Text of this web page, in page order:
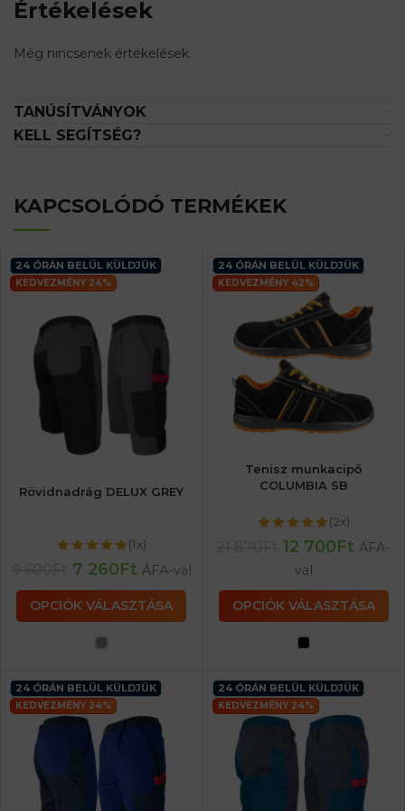
Értékelések
Még nincsenek értékelések.
TANÚSÍTVÁNYOK
KELL SEGÍTSÉG?
KAPCSOLÓDÓ TERMÉKEK
24 ÓRÁN BELÜL KÜLDJÜK
KEDVEZMÉNY 24%
Rövidnadrág DELUX GREY
(1x)
7 260Ft ÁFA-val
OPCIÓK VÁLASZTÁSA
24 ÓRÁN BELÜL KÜLDJÜK
KEDVEZMÉNY 42%
Tenisz munkacipő
COLUMBIA SB
(2x)
12 700Ft ÁFA-
val
OPCIÓK VÁLASZTÁSA
24 ÓRÁN BELÜL KÜLDJÜK
KEDVEZMÉNY 24%
24 ÓRÁN BELÜL KÜLDJÜK
KEDVEZMÉNY 24%